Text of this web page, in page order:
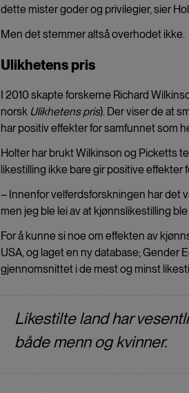
dette mister goder og privilegier, sier
Men det stemmer altså overhodet ikke.
Ulikhetens pris
I 2010 skapte forskerne Richard
norsk Ulikhetens pris). Der viser de at
har positiv effekter for samfunnet som
Holter har brukt Wilkinson og Picketts
likestilling ikke bare gir positive effekter
– Innenfor velferdsforskningen har det
men jeg ble lei av at kjønnslikestilling
For å kunne si noe om effekten av
USA, og laget en ny database; Gender
gjennomsnittet i de mest og minst
Likestilte land har
både menn og kvinner.